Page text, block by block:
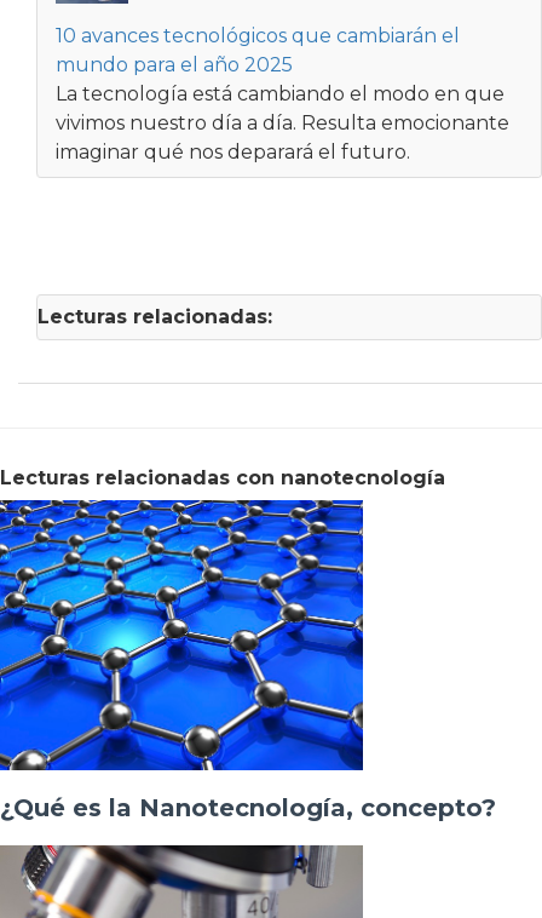
10 avances tecnológicos que cambiarán el
mundo para el año 2025
La tecnología está cambiando el modo en que
vivimos nuestro día a día. Resulta emocionante
imaginar qué nos deparará el futuro.
Lecturas relacionadas:
Lecturas relacionadas con nanotecnología
¿Qué es la Nanotecnología, concepto?